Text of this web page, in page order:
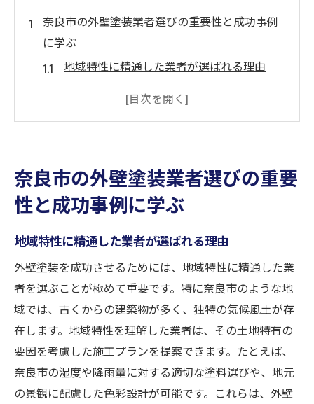
奈良市の外壁塗装業者選びの重要性と成功事例
に学ぶ
地域特性に精通した業者が選ばれる理由
成功事例から見る外壁塗装の進化
事例に基づく業者選びのステップ
外壁塗装の成功事例に学ぶ投資の価値
ポイント
適切な塗料選びが美観を左右する
耐久性を高める塗装技術の選択
奈良市の建築様式に調和するデザイン
気候条件を考慮した塗装計画
美観と耐久性を両立する施工事例
長期間持続する外壁塗装の秘訣
奈良市の外壁塗装業者選びの重要
性と成功事例に学ぶ
地域特性に精通した業者が選ばれる理由
外壁塗装を成功させるためには、地域特性に精通した業
者を選ぶことが極めて重要です。特に奈良市のような地
域では、古くからの建築物が多く、独特の気候風土が存
在します。地域特性を理解した業者は、その土地特有の
要因を考慮した施工プランを提案できます。たとえば、
奈良市の湿度や降雨量に対する適切な塗料選びや、地元
の景観に配慮した色彩設計が可能です。これらは、外壁